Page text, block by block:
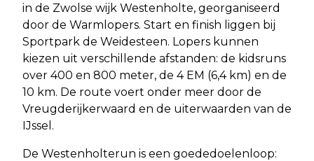
in de Zwolse wijk Westenholte, georganiseerd
door de Warmlopers. Start en finish liggen bij
Sportpark de Weidesteen. Lopers kunnen
kiezen uit verschillende afstanden: de kidsruns
over 400 en 800 meter, de 4 EM (6,4 km) en de
10 km. De route voert onder meer door de
Vreugderijkerwaard en de uiterwaarden van de
IJssel.
De Westenholterun is een goededoelenloop: